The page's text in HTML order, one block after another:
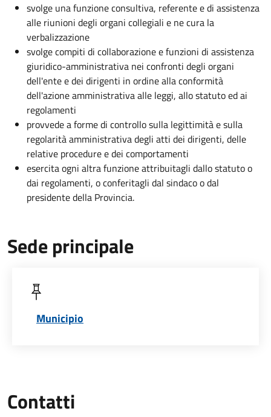
svolge una funzione consultiva, referente e di assistenza
alle riunioni degli organi collegiali e ne cura la
verbalizzazione
svolge compiti di collaborazione e funzioni di assistenza
giuridico-amministrativa nei confronti degli organi
dell'ente e dei dirigenti in ordine alla conformità
dell'azione amministrativa alle leggi, allo statuto ed ai
regolamenti
provvede a forme di controllo sulla legittimità e sulla
regolarità amministrativa degli atti dei dirigenti, delle
relative procedure e dei comportamenti
esercita ogni altra funzione attribuitagli dallo statuto o
dai regolamenti, o conferitagli dal sindaco o dal
presidente della Provincia.
Sede principale
Municipio
Contatti